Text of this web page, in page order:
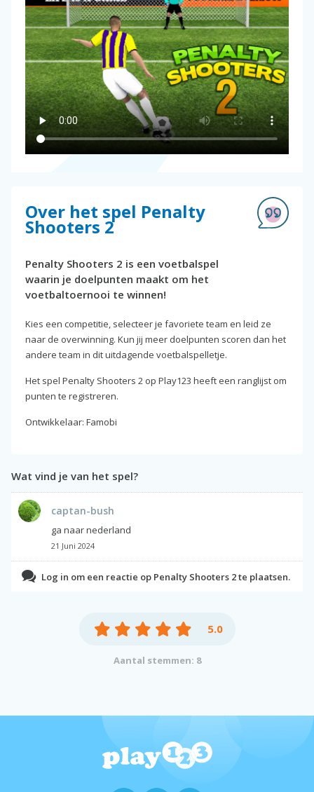
Over het spel Penalty
Shooters 2
Penalty Shooters 2 is een voetbalspel
waarin je doelpunten maakt om het
voetbaltoernooi te winnen!
Kies een competitie, selecteer je favoriete team en leid ze
naar de overwinning. Kun jij meer doelpunten scoren dan het
andere team in dit uitdagende voetbalspelletje.
Het spel Penalty Shooters 2 op Play123 heeft een ranglijst om
punten te registreren.
Ontwikkelaar: Famobi
Wat vind je van het spel?
captan-bush
ga naar nederland
21 Juni 2024
Log in om een reactie op Penalty Shooters 2 te plaatsen.
5.0
Aantal stemmen: 8